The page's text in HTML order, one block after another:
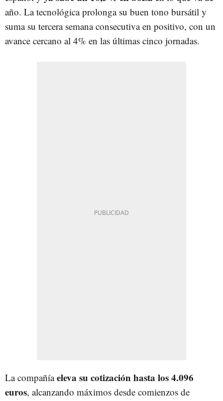
año. La tecnológica prolonga su buen tono bursátil y
suma su tercera semana consecutiva en positivo, con un
avance cercano al 4% en las últimas cinco jornadas.
La compañíaeleva su cotización hasta los 4.096
euros, alcanzando máximos desde comienzos de